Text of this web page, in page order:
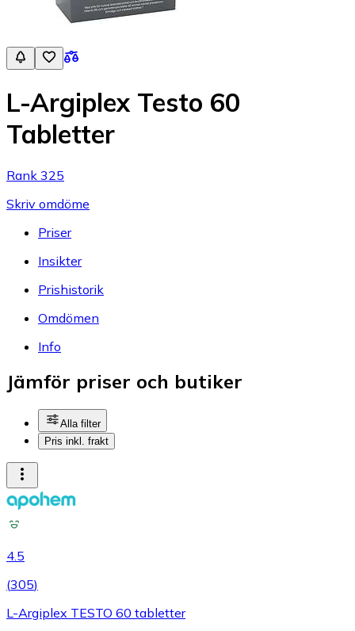
L-Argiplex Testo 60
Tabletter
Rank 325
Skriv omdöme
Priser
Insikter
Prishistorik
Omdömen
Info
Jämför priser och butiker
Alla filter
Pris inkl. frakt
4.5
(305)
L-Argiplex TESTO 60 tabletter